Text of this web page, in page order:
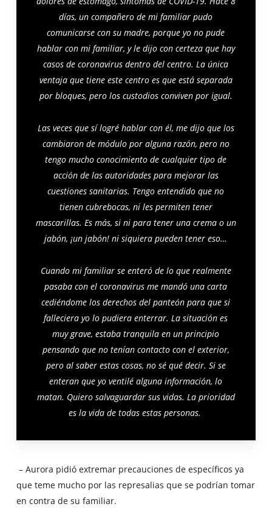
días, un compañero de mi familiar pudo
comunicarse con su madre, porque yo no pude
hablar con mi familiar, y le dijo con certeza que hay
casos de coronavirus dentro del centro. La única
ventaja que tiene este centro es que está separada
por bloques, pero los custodios conviven por igual.
Las veces que sí logré hablar con él, me dijo que los
cambiaron de módulo por alguna razón, pero no
tengo mucho conocimiento de cualquier tipo de
acción de las autoridades para mejorar las
cuestiones sanitarias. Tengo entendido que no
tienen cubrebocas, ni les permiten tener
mascarillas. Es más, si ni para tener una crema o un
jabón, ¡un jabón! ni siquiera pueden tener eso…
Cuando mi familiar se enteró de lo que realmente
pasaba con el coronavirus me mandó una carta
cediéndome los derechos del panteón para que si
falleciera yo lo pudiera enterrar. La situación es
muy grave, estaba tranquila en un principio
pensando que no tenían contacto con el exterior,
pero al saber estas cosas, no sé qué decir. Si se
enteran que yo ventilé alguna información, lo
matan. Quiero salvaguardar sus vidas. La prioridad
es la vida de todas estas personas.
– Aurora pidió extremar precauciones de específicos ya
que teme mucho por las represalias que se podrían tomar
en contra de su familiar.